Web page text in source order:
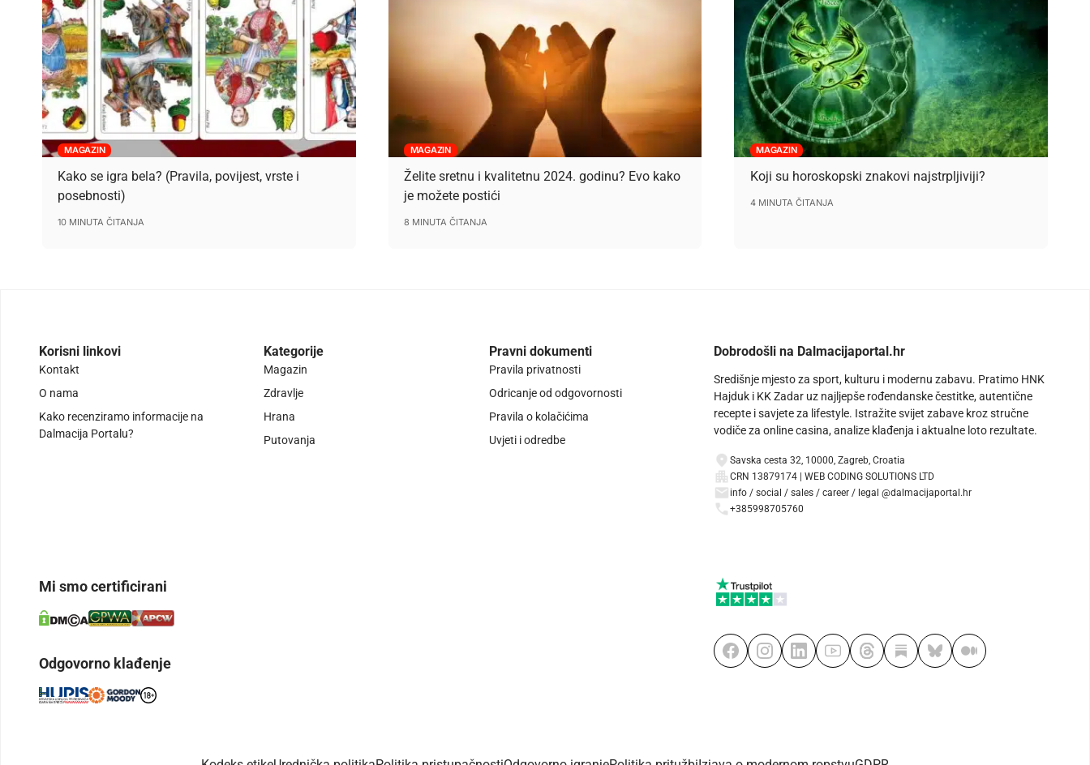
MAGAZIN
Kako se igra bela? (Pravila, povijest, vrste i
posebnosti)
10 MINUTA ČITANJA
MAGAZIN
Želite sretnu i kvalitetnu 2024. godinu? Evo kako
je možete postići
8 MINUTA ČITANJA
MAGAZIN
Koji su horoskopski znakovi najstrpljiviji?
4 MINUTA ČITANJA
Korisni linkovi
Kontakt
O nama
Kako recenziramo informacije na
Dalmacija Portalu?
Kategorije
Magazin
Zdravlje
Hrana
Putovanja
Pravni dokumenti
Pravila privatnosti
Odricanje od odgovornosti
Pravila o kolačićima
Uvjeti i odredbe
Dobrodošli na Dalmacijaportal.hr
Središnje mjesto za sport, kulturu i modernu zabavu. Pratimo HNK
Hajduk i KK Zadar uz najljepše rođendanske čestitke, autentične
recepte i savjete za lifestyle. Istražite svijet zabave kroz stručne
vodiče za online casina, analize klađenja i aktualne loto rezultate.
Savska cesta 32, 10000, Zagreb, Croatia
CRN 13879174 | WEB CODING SOLUTIONS LTD
info / social / sales / career / legal @dalmacijaportal.hr
+385998705760
Mi smo certificirani
Odgovorno klađenje